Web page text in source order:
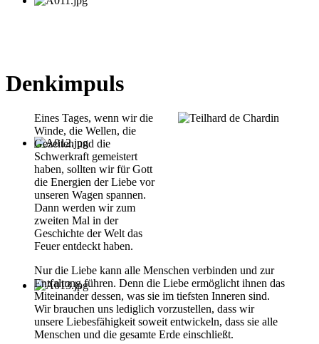
Denkimpuls
Eines Tages, wenn wir die
Winde, die Wellen, die
Gezeiten und die
Schwerkraft gemeistert
haben, sollten wir für Gott
die Energien der Liebe vor
unseren Wagen spannen.
Dann werden wir zum
zweiten Mal in der
Geschichte der Welt das
Feuer entdeckt haben.
Nur die Liebe kann alle Menschen verbinden und zur
Entfaltung führen. Denn die Liebe ermöglicht ihnen das
Miteinander dessen, was sie im tiefsten Inneren sind.
Wir brauchen uns lediglich vorzustellen, dass wir
unsere Liebesfähigkeit soweit entwickeln, dass sie alle
Menschen und die gesamte Erde einschließt.